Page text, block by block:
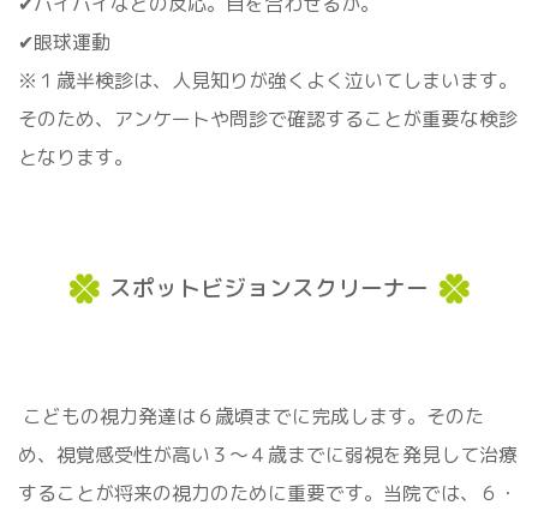
✔眼球運動
※１歳半検診は、人見知りが強くよく泣いてしまいます。
そのため、アンケートや問診で確認することが重要な検診
となります。
スポットビジョンスクリーナー
こどもの視力発達は６歳頃までに完成します。そのた
め、視覚感受性が高い３〜４歳までに弱視を発見して治療
することが将来の視力のために重要です。当院では、６・